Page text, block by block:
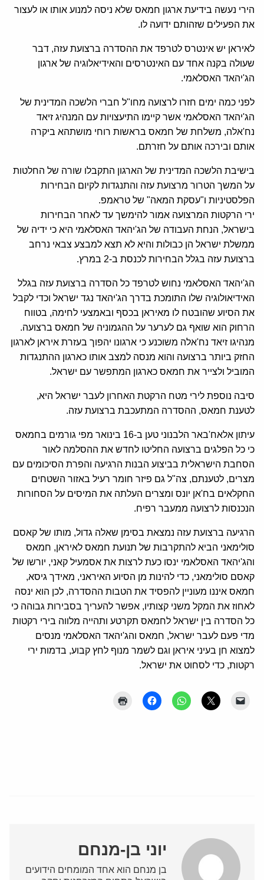
הירי נעשה בידיעת ארגון חמאס שלא ניסה למנוע אותו או לעצור
את הפעילים שזהותם ידועה לו.
לאיראן יש אינטרס לטרפד את ההסדרה ברצועת עזה, דבר
שעולה בקנה אחד עם האינטרסים והאידיאלוגיה של ארגון
הג'יהאד האסלאמי.
לפני כמה ימים חזרו לרצועה מחו"ל חברי הלשכה המדינית של
הג'יהאד האסלאמי אשר קיימו התיעצויות עם המנהיג זיאד
נח'אלה, משלחת של חמאס בראשות רוחי מושתהא ביקרה
אותם ובירכה אותם על חזרתם.
בישיבת הלשכה המדינית של הארגון התקבלו שורה של החלטות
על המשך הטרור מרצועת עזה והתנגדות לקיום הבחירות
הפלסטיניות ו"עסקת המאה" של טראמפ.
ירי הרקטות המרצועה אמור להימשך עד לאחר הבחירות
בישראל, הנחת העבודה של הג'יהאד האסלאמי היא כי ידיה של
ממשלת ישראל הן כבולות והיא לא תצא למבצע צבאי נרחב
ברצועת עזה בגלל הבחירות לכנסת ב-2 במרץ.
הג'יהאד האסלאמי נחוש לטרפד כל הסדרה ברצועת עזה בגלל
האידיאולוגיה שלו התומכת בדרך הג'יהאד נגד ישראל וכדי לקבל
את הסיוע שהובטח לו מאיראן בכסף ובאמצעי לחימה, בטווח
הרחוק הוא שואף גם לערער על ההגמוניה של חמאס ברצועה.
מנהיגו זיאד נח'אלה משוכנע כי ארגונו יהפוך בעזרת איראן לארגון
החזק ביותר ברצועה והוא מנסה למצב אותו כארגון ההתנגדות
המוביל ולצייר את חמאס כארגון המתפשר עם ישראל.
סיבה נוספת לירי מטח הרקטת האחרון לעבר ישראל היא,
לטענת חמאס, ההסדרה המתעכבת ברצועת עזה.
עיתון אלאח'באר הלבנוני טען ב-16 בינואר מפי גורמים בחמאס
כי כל הפלגים ברצועה החליטו לחדש את ההסלמה לאור
הסחבת הישראלית בביצוע הבנות הרגיעה והפרת הסיכומים עם
מצרים, לטענתם, צה"ל גם פיזר חומר רעיל באזור השטחים
החקלאים בח'אן יונס ומצרים העלתה את המיסים על הסחורות
הנכנסות לרצועה ממעבר רפיח.
הרגיעה ברצועת עזה נמצאת בסימן שאלה גדול, מותו של קאסם
סולימאני הביא להתקרבות של תנועת חמאס לאיראן, חמאס
והג'יהאד האסלאמי ינסו כעת לרצות את אסמעיל קאני, יורשו של
קאסם סולימאני, כדי להינות מן הסיוע האיראני, מאידך גיסא,
חמאס איננו מעוניין להפסיד את הטבות ההסדרה, לכן הוא ינסה
לאחוז את המקל משני קצותיו, אפשר להעריך בסבירות גבוהה כי
כל הסדרה בין ישראל לחמאס תקרטע ותהייה מלווה בירי רקטות
מדי פעם לעבר ישראל, חמאס והג'יהאד האסלאמי מנסים
למצוא חן בעיני איראן וגם לשמר מנוף לחץ קבוע, בדמות ירי
רקטות, כדי לסחוט את ישראל.
יוני בן-מנחם
בן מנחם הוא אחד המומחים הידועים